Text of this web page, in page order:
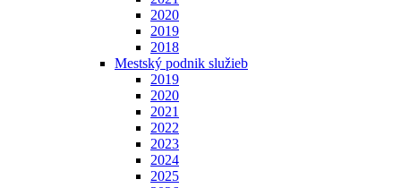
2020
2019
2018
Mestský podnik služieb
2019
2020
2021
2022
2023
2024
2025